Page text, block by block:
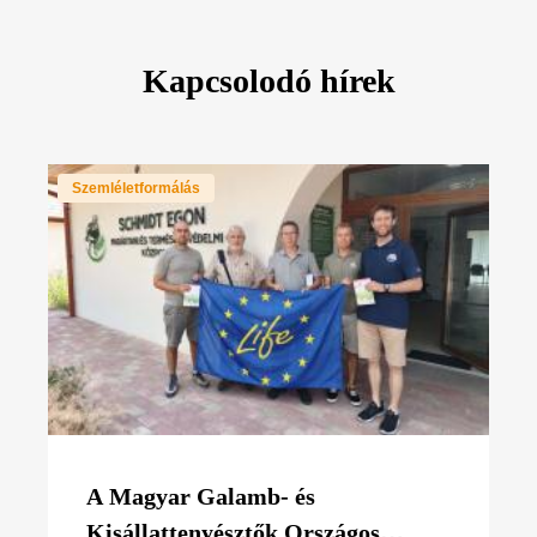
Kapcsolodó hírek
Szemléletformálás
A Magyar Galamb- és